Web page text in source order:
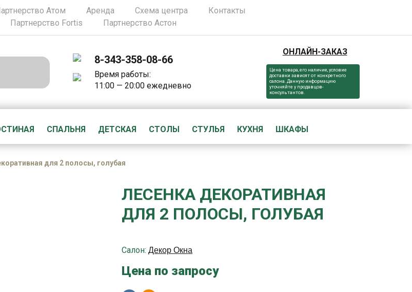
Атом Аренда Схема центра
Контакты
Партнерство Fortis Партнерство Астон
8-343-358-08-66
Время работы:
11:00 — 20:00 ежедневно
ОНЛАЙН-ЗАКАЗ
Цена товара, его наличие, условие
доставки зависят от конкретного
салона. Данную информацию
уточняйте у продавцов-
консультантов.
СПАЛЬНЯ ДЕТСКАЯ СТОЛЫ СТУЛЬЯ КУХНЯ ШКАФЫ
для 2 полосы, голубая
ЛЕСЕНКА ДЕКОРАТИВНАЯ
ДЛЯ 2 ПОЛОСЫ, ГОЛУБАЯ
Салон: Декор Окна
Цена по запросу